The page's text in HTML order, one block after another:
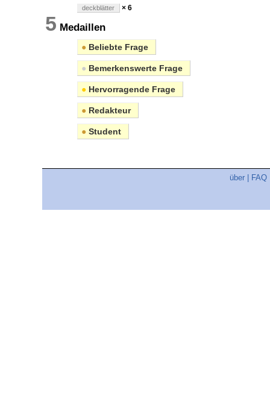
deckblätter × 6
5 Medaillen
● Beliebte Frage
● Bemerkenswerte Frage
● Hervorragende Frage
● Redakteur
● Student
über FAQ